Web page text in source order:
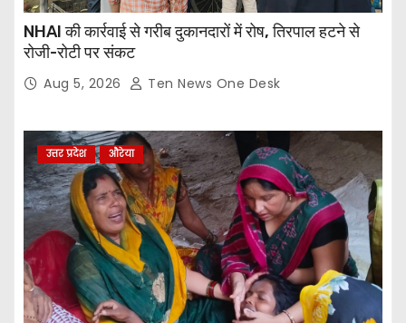
NHAI की कार्रवाई से गरीब दुकानदारों में रोष, तिरपाल हटने से
रोजी-रोटी पर संकट
Aug 5, 2026 Ten News One Desk
उत्तर प्रदेश औरेया